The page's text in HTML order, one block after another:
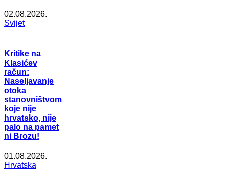
02.08.2026.
Svijet
Kritike na
Klasićev
račun:
Naseljavanje
otoka
stanovništvom
koje nije
hrvatsko, nije
palo na pamet
ni Brozu!
01.08.2026.
Hrvatska